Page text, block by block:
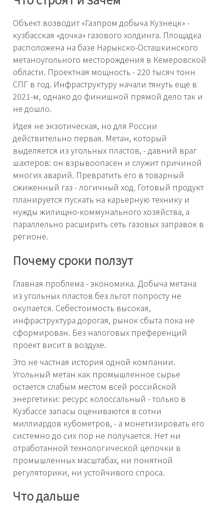
Объект возводит «Газпром добыча Кузнецк» -
кузбасская «дочка» газового холдинга. Площадка
расположена на базе Нарыкско-Осташкинского
метаноугольного месторождения в Кемеровской
области. Проектная мощность - 220 тысяч тонн
СПГ в год. Инфраструктуру начали тянуть еще в
2021-м, однако до финишной прямой дело так и
не дошло.
Идея не экзотическая, но для России
действительно первая. Метан, который
выделяется из угольных пластов, - давний враг
шахтеров: он взрывоопасен и служит причиной
многих аварий. Превратить его в товарный
сжиженный газ - логичный ход. Готовый продукт
планируется пускать на карьерную технику и
нужды жилищно-коммунального хозяйства, а
параллельно расширить сеть газовых заправок в
регионе.
Почему сроки ползут
Главная проблема - экономика. Добыча метана
из угольных пластов без льгот попросту не
окупается. Себестоимость высокая,
инфраструктура дорогая, рынок сбыта пока не
сформирован. Без налоговых преференций
проект висит в воздухе.
Это не частная история одной компании.
Угольный метан как промышленное сырье
остается слабым местом всей российской
энергетики: ресурс колоссальный - только в
Кузбассе запасы оцениваются в сотни
миллиардов кубометров, - а монетизировать его
системно до сих пор не получается. Нет ни
отработанной технологической цепочки в
промышленных масштабах, ни понятной
регуляторики, ни устойчивого спроса.
Что дальше